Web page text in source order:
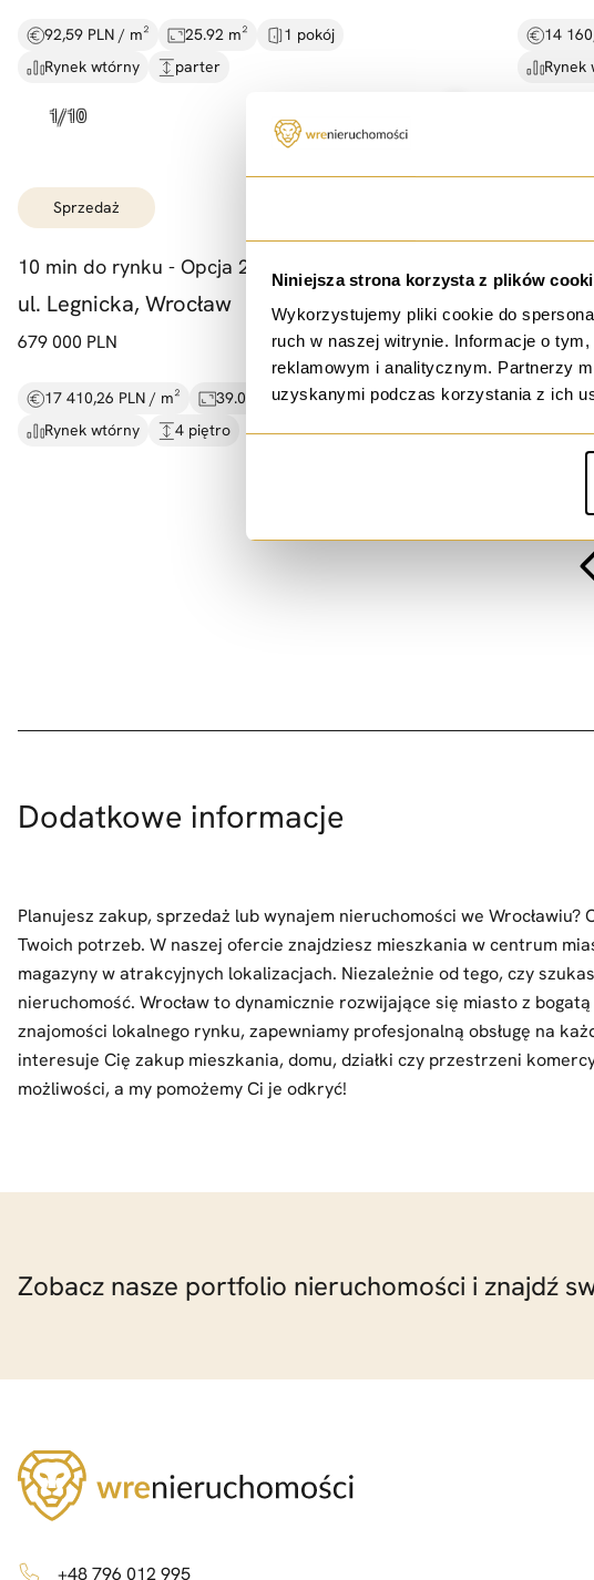
Niniejsza strona korzysta z plików
Wykorzystujemy pliki cookie do
ruch w naszej witrynie. Informacje o
reklamowym i analitycznym. Partnerzy
uzyskanymi podczas korzystania z ich
92,59 PLN / m² 25.92 m²
1 pokój
Rynek wtórny
parter
14
Rynek
sprzedaż
10 min do rynku - Opcja 2 pok. -
ul. Legnicka, Wrocław
679 000 PLN
17 410,26 PLN / m² 39.00 m²
2 pokoje
Rynek wtórny
4 piętro
ul.
650 000
19
Rynek
Dodatkowe informacje
Planujesz zakup, sprzedaż lub wynajem nieruchomości we
Twoich potrzeb. W naszej ofercie znajdziesz mieszkania w centrum
magazyny w atrakcyjnych lokalizacjach. Niezależnie od tego, czy
nieruchomość. Wrocław to dynamicznie rozwijające się miasto z
znajomości lokalnego rynku, zapewniamy profesjonalną obsługę na
interesuje Cię zakup mieszkania, domu, działki czy przestrzeni
możliwości, a my pomożemy Ci je odkryć!
Zobacz nasze portfolio nieruchomości i znajdź
+48 796 012 995